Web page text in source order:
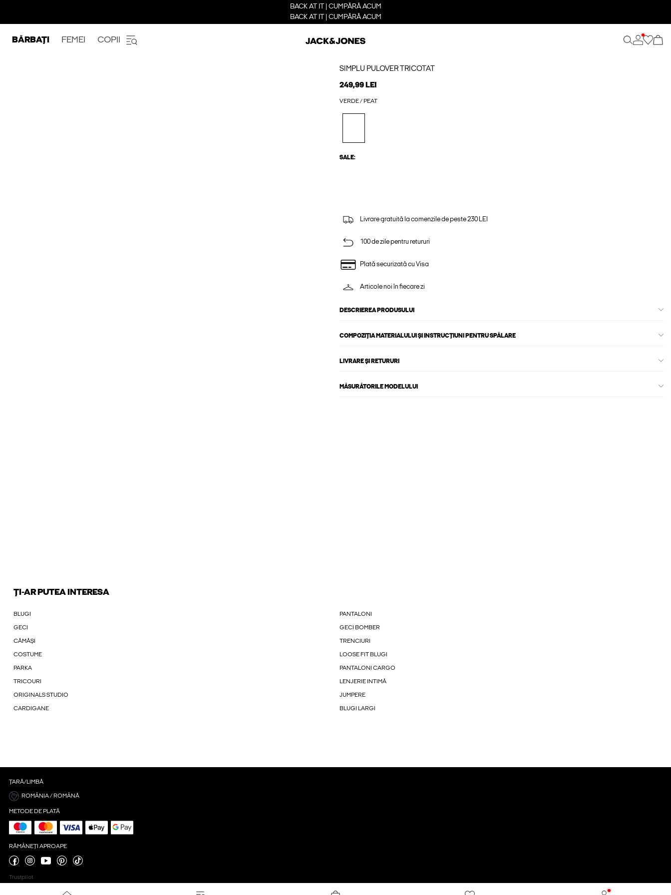
BACK AT IT | CUMPĂRĂ ACUM
BACK AT IT | CUMPĂRĂ ACUM
BĂRBAȚI FEMEI COPII
SIMPLU PULOVER TRICOTAT
249,99 LEI
VERDE / PEAT
SALE:
Livrare gratuită la comenzile de peste 230 LEI
100 de zile pentru retururi
Plată securizată cu Visa
Articole noi în fiecare zi
DESCRIEREA PRODUSULUI
COMPOZIȚIA MATERIALULUI ȘI INSTRUCȚIUNI PENTRU SPĂLARE
LIVRARE ȘI RETURURI
MĂSURĂTORILE MODELULUI
ȚI-AR PUTEA INTERESA
BLUGI PANTALONI
GECI GECI BOMBER
CĂMĂȘI TRENCIURI
COSTUME LOOSE FIT BLUGI
PARKA PANTALONI CARGO
TRICOURI LENJERIE INTIMĂ
ORIGINALS STUDIO JUMPERE
CARDIGANE BLUGI LARGI
ȚARĂ/LIMBĂ
ROMÂNIA / ROMÂNĂ
METODE DE PLATĂ
RĂMÂNEȚI APROAPE
Trustpilot